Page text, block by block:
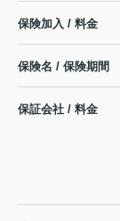
保険加入 / 料金
保険名 / 保険期間
保証会社 / 料金